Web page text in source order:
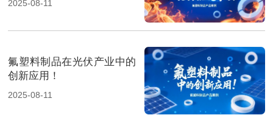
2025-08-11
氟塑料制品在光伏产业中的
创新应用！
2025-08-11